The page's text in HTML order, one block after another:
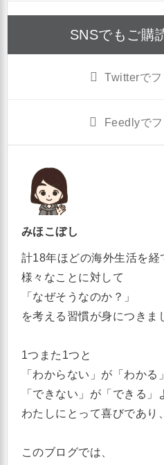
SNSでもご購
Twitterで
Feedlyで
みほこぼし
計18年ほどの海外生活を経
様々なことに対して
「なぜそうなのか？」
を考える習慣が身につきま
1つまた1つと
「わからない」が「わかる
「できない」が「できる」
わたしにとって喜びであり
このブログでは、